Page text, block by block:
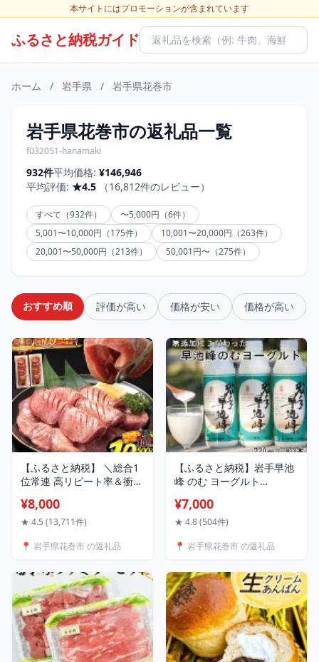
本サイトにはプロモーションが含まれています
ふるさと納税ガイド
ホーム / 岩手県 / 岩手県花巻市
岩手県花巻市の返礼品一覧
f032051-hanamaki
932件平均価格: ¥146,946
平均評価: ★4.5 （16,812件のレビュー）
すべて（932件）
〜5,000円（6件）
5,001〜10,000円（175件）
10,001〜20,000円（263件）
20,001〜50,000円（213件）
50,001円〜（275件）
おすすめ順 評価が高い 価格が安い 価格が高い
【ふるさと納税】 ＼総合1
位常連 高リピート率＆衝撃
塩味／ ≪スピード発送！！
10営業日以内発送≫ 選べる
毎月届く 牛肉 肉 BBQ ふる
県 花巻市
¥8,000
★ 4.5 (13,711件)
📍 岩手県花巻市 の返礼品
【ふるさと納税】岩手早池
峰 のむ ヨーグルト
生きた乳酸菌 免疫力 アッ
プ 保存料不使用 父の日 母
¥7,000
★ 4.8 (504件)
📍 岩手県花巻市 の返礼品